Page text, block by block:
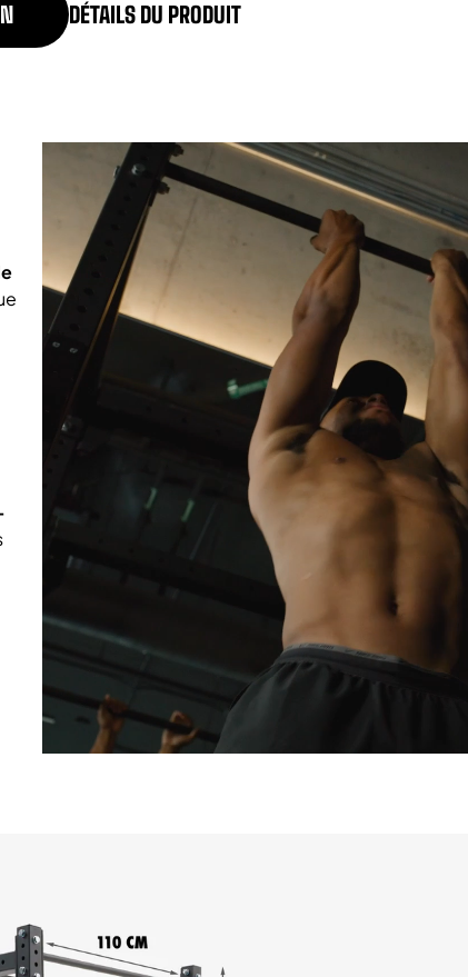
DÉTAILS DU PRODUIT